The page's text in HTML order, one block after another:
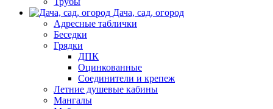
Дача, сад, огород
Адресные таблички
Беседки
Грядки
ДПК
Оцинкованные
Соединители и крепеж
Летние душевые кабины
Мангалы